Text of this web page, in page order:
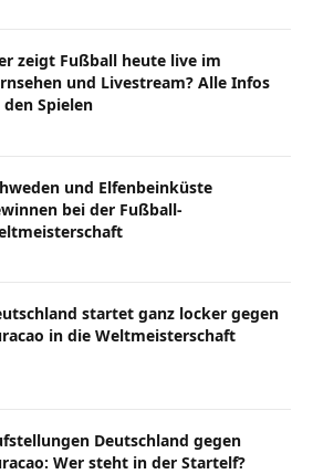
zeigt Fußball heute live im
und Livestream? Alle Infos
den Spielen
und Elfenbeinküste
bei der Fußball-
startet ganz locker gegen
in die Weltmeisterschaft
Deutschland gegen
Wer steht in der Startelf?